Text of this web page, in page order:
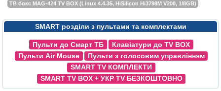
ТВ бокс MAG-424 TV BOX (Linux 4.4.35, HiSilicon Hi3798M V200, 1/8GB)
SMART розділи з пультами та комплектами
Пульти до Смарт ТБ
Клавіатури до TV BOX
Пульти Air Mouse
Пульти з голосовим управлінням
SMART TV КОМПЛЕКТИ
SMART TV BOX + УКР TV БЕЗКОШТОВНО